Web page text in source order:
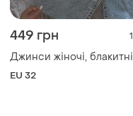
449 грн 1
Джинси жіночі, блакитні
EU 32